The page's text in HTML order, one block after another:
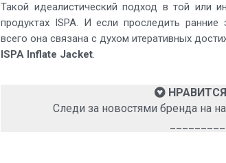
Такой идеалистический подход в той или
продуктах ISPA. И если проследить
всего она связана с духом итеративных
ISPA Inflate Jacket.
НРАВИТСЯ
Следи за новостями бренда на